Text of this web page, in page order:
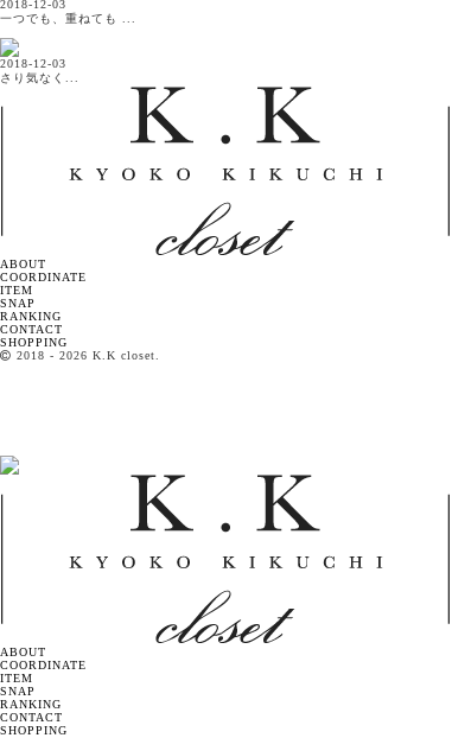
2018-12-03
一つでも、重ねても ...
2018-12-03
さり気なく...
ABOUT
COORDINATE
ITEM
SNAP
RANKING
CONTACT
SHOPPING
2018 - 2026 K.K closet.
ABOUT
COORDINATE
ITEM
SNAP
RANKING
CONTACT
SHOPPING